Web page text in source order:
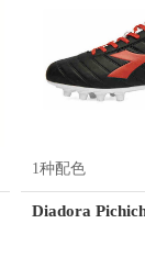
1种配色